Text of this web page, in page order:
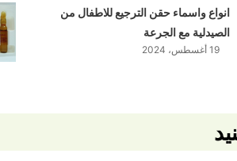
انواع واسماء حقن الترجيع للاطفال من
الصيدلية مع الجرعة
19 أغسطس، 2024